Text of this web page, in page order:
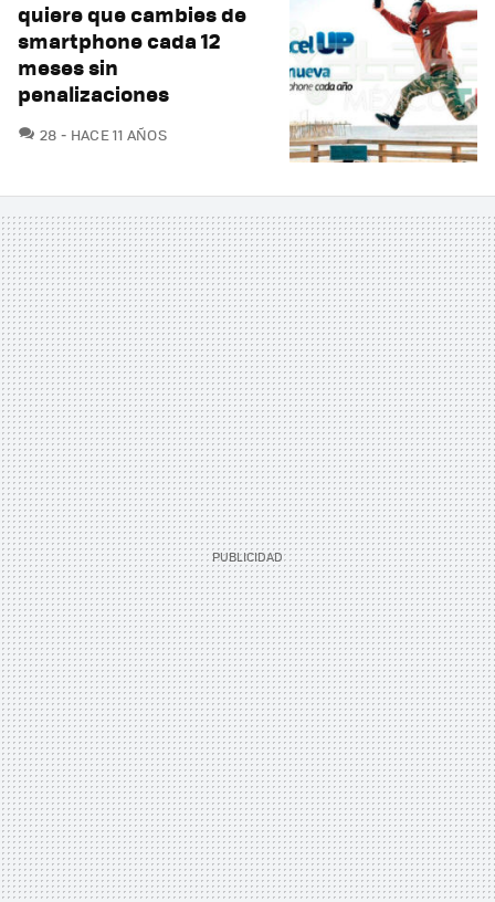
quiere que cambies de
smartphone cada 12
meses sin
penalizaciones
28 COMENTARIOS
HACE 11 AÑOS